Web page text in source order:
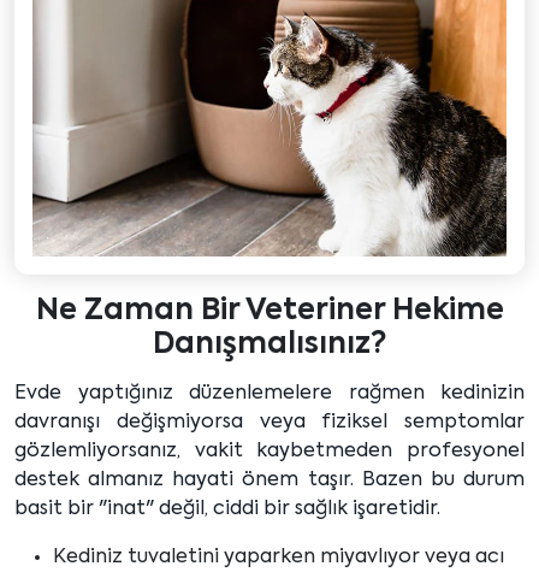
Ne Zaman Bir Veteriner Hekime
Danışmalısınız?
Evde yaptığınız düzenlemelere rağmen kedinizin
davranışı değişmiyorsa veya fiziksel semptomlar
gözlemliyorsanız, vakit kaybetmeden profesyonel
destek almanız hayati önem taşır. Bazen bu durum
basit bir "inat" değil, ciddi bir sağlık işaretidir.
Kediniz tuvaletini yaparken miyavlıyor veya acı